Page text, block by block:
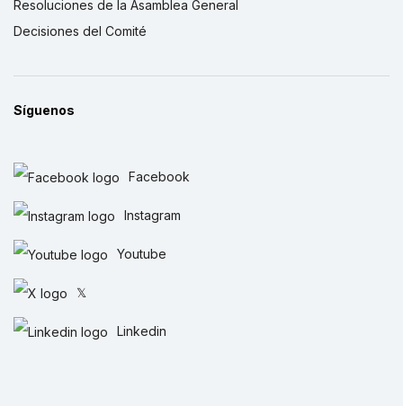
Resoluciones de la Asamblea General
Decisiones del Comité
Síguenos
Facebook
Instagram
Youtube
𝕏
Linkedin